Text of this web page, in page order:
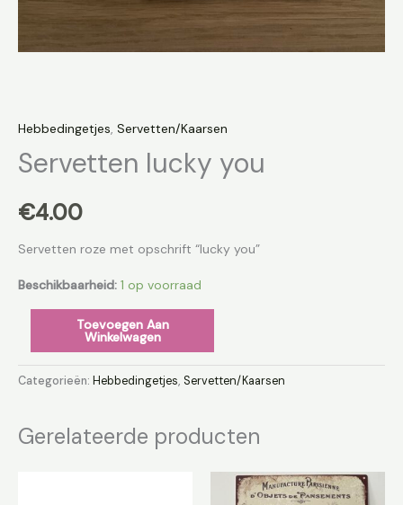
Hebbedingetjes, Servetten/Kaarsen
Servetten lucky you
€4.00
Servetten roze met opschrift “lucky you”
Beschikbaarheid: 1 op voorraad
Toevoegen Aan
Winkelwagen
Categorieën: Hebbedingetjes, Servetten/Kaarsen
Gerelateerde producten